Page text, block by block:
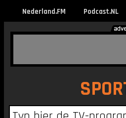
Nederland.FM Podcast.NL